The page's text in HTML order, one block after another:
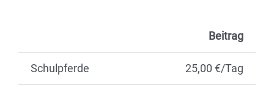
Beitrag
Schulpferde 25,00 €/Tag